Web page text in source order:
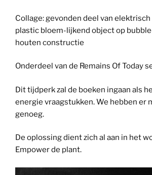
Collage: gevonden deel van elektrisch
plastic bloem-lijkend object op
houten constructie
Onderdeel van de Remains Of Today
Dit tijdperk zal de boeken ingaan als
energie vraagstukken. We hebben er
genoeg.
De oplossing dient zich al aan in het
Empower de plant.